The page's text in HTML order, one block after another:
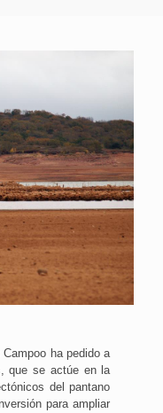
ha pedido a
que se actúe en la
del pantano
para ampliar